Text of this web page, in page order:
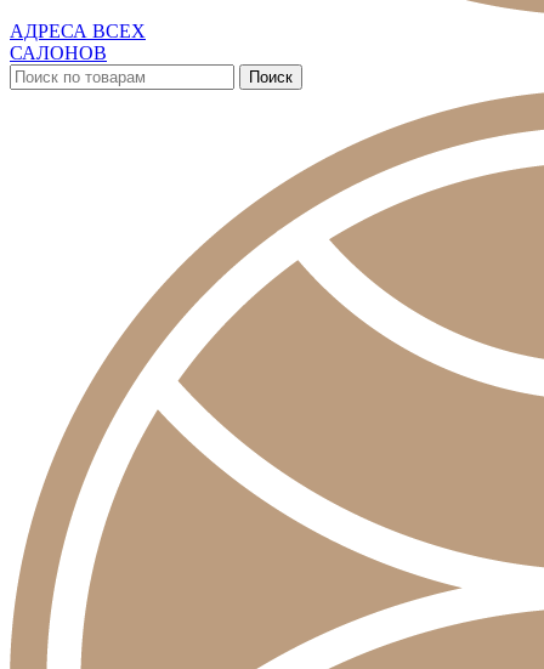
АДРЕСА ВСЕХ
САЛОНОВ